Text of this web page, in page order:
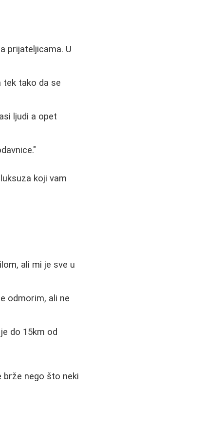
prijateljicama. U
tek tako da se
ljudi a opet
koji vam
ali mi je sve u
odmorim, ali ne
do 15km od
brže nego što neki